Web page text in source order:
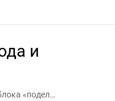
и
«подел…